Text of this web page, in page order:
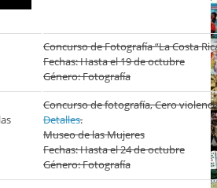
Concurso de Fotografía “La Costa
Fechas: Hasta el 19 de octubre
Género: Fotografía
Concurso de fotografía, Cero
Detalles.
Museo de las Mujeres
Fechas: Hasta el 24 de octubre
Género: Fotografía